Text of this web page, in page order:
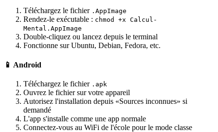
Téléchargez le fichier .AppImage
Rendez-le exécutable : chmod +x Calcul-
Mental.AppImage
Double-cliquez ou lancez depuis le terminal
Fonctionne sur Ubuntu, Debian, Fedora, etc.
📱 Android
Téléchargez le fichier .apk
Ouvrez le fichier sur votre appareil
Autorisez l'installation depuis «Sources inconnues» si
demandé
L'app s'installe comme une app normale
Connectez-vous au WiFi de l'école pour le mode classe